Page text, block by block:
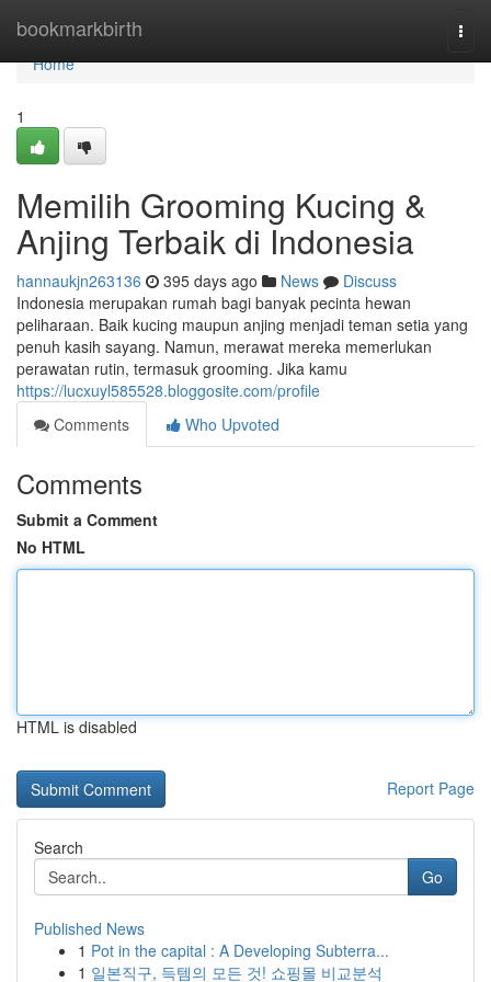
bookmarkbirth
Home
Home
1
Memilih Grooming Kucing &
Anjing Terbaik di Indonesia
hannaukjn263136 395 days ago News
Discuss
Indonesia merupakan rumah bagi banyak pecinta hewan
peliharaan. Baik kucing maupun anjing menjadi teman setia yang
penuh kasih sayang. Namun, merawat mereka memerlukan
perawatan rutin, termasuk grooming. Jika kamu
https://lucxuyl585528.bloggosite.com/profile
Comments
Who Upvoted
Comments
Submit a Comment
No HTML
HTML is disabled
Report Page
Search
Go
Published News
1 Pot in the capital : A Developing Subterra...
1 일본직구, 득템의 모든 것! 쇼핑몰 비교분석